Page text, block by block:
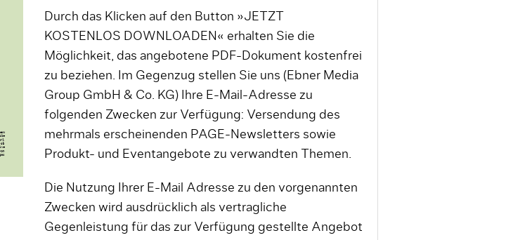
Durch das Klicken auf den Button »JETZT
KOSTENLOS DOWNLOADEN« erhalten Sie die
Möglichkeit, das angebotene PDF-Dokument kostenfrei
zu beziehen. Im Gegenzug stellen Sie uns (Ebner Media
Group GmbH & Co. KG) Ihre E-Mail-Adresse zu
folgenden Zwecken zur Verfügung: Versendung des
mehrmals erscheinenden PAGE-Newsletters sowie
Produkt- und Eventangebote zu verwandten Themen.
Die Nutzung Ihrer E-Mail Adresse zu den vorgenannten
Zwecken wird ausdrücklich als vertragliche
Gegenleistung für das zur Verfügung gestellte Angebot